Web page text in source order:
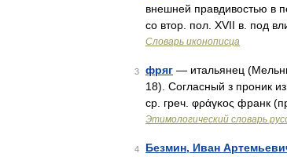
внешней правдивостью в
со втор. пол. XVII в. под
Словарь иконописца
3 фряг — итальянец
18). Согласный з проник
ср. греч. φράγκος франк
Этимологический словарь
4 Безмин, Иван